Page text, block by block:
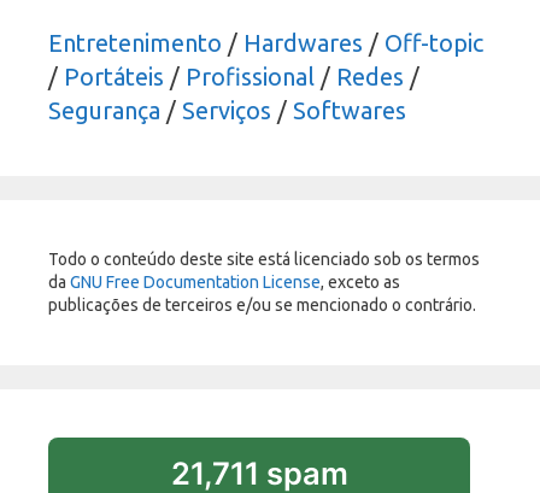
Entretenimento / Hardwares / Off-topic
/ Portáteis / Profissional / Redes /
Segurança / Serviços / Softwares
Todo o conteúdo deste site está licenciado sob os termos
da GNU Free Documentation License, exceto as
publicações de terceiros e/ou se mencionado o contrário.
21,711 spam